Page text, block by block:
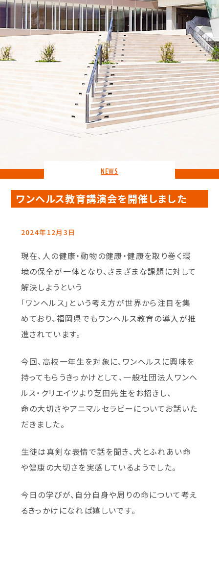
NEWS
ワンヘルス教育講演会を開催しました
2024年12月3日
現在、人の健康・動物の健康・健康を取り巻く環
境の保全が一体となり、さまざまな課題に対して
解決しようという
「ワンヘルス」という考え方が世界から注目を集
めており、福岡県でもワンヘルス教育の導入が推
進されています。
今回、高校一年生を対象に、ワンヘルスに興味を
持ってもらうきっかけとして、一般社団法人ワンヘ
ルス・クリエイツより芝田先生をお招きし、
命の大切さやアニマルセラピーについてお話いた
だきました。
生徒は真剣な表情で話を聞き、犬とふれあい命
や健康の大切さを実感しているようでした。
今日の学びが、自分自身や周りの命について考え
るきっかけになれば嬉しいです。